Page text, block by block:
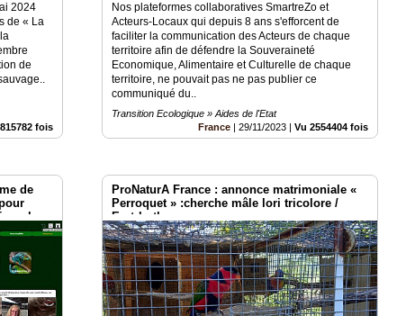
2024
de « La
de
fois
Nos plateformes collaboratives SmartreZo et
Acteurs-Locaux qui depuis 8 ans s'efforcent de
faciliter la communication des Acteurs de chaque
territoire afin de défendre la Souveraineté
Economique, Alimentaire et Culturelle de chaque
territoire, ne pouvait pas ne pas publier ce
communiqué du..
Transition Ecologique » Aides de l'Etat
France |29/11/2023 |Vu 2554404 fois
de
: les
ProNaturA France : annonce matrimoniale «
Perroquet » :cherche mâle lori tricolore /
Erytrhothorax